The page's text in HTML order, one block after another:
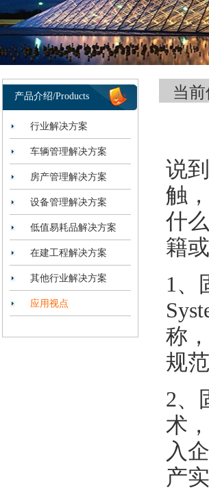
产品介绍/Products
行业解决方案
车辆管理解决方案
房产管理解决方案
设备管理解决方案
低值易耗品解决方案
在建工程解决方案
其他行业解决方案
应用视点
当前
说到
触
什么
籍
1、
称
规范
2、
术
入
产